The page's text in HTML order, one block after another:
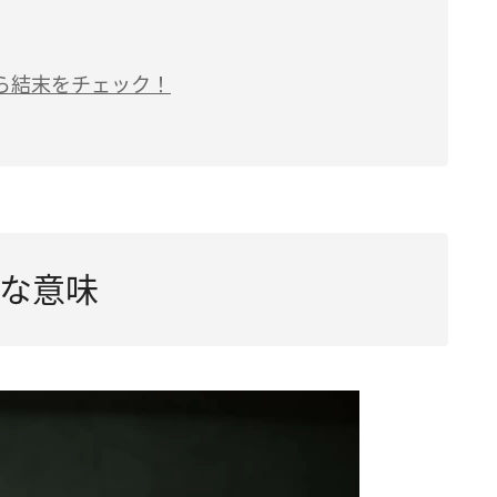
末をチェック！
意味